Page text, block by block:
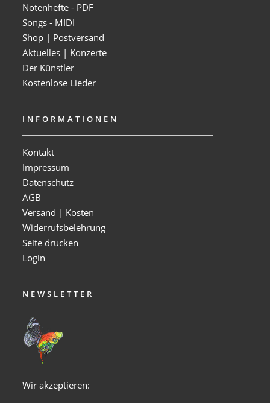
Notenhefte - PDF
Songs - MIDI
Shop | Postversand
Aktuelles | Konzerte
Der Künstler
Kostenlose Lieder
INFORMATIONEN
Kontakt
Impressum
Datenschutz
AGB
Versand | Kosten
Widerrufsbelehrung
Seite drucken
Login
NEWSLETTER
Wir akzeptieren: